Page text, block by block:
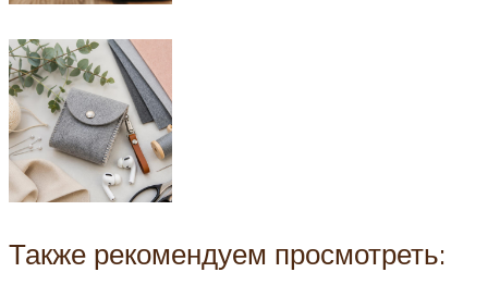
Также рекомендуем просмотреть: